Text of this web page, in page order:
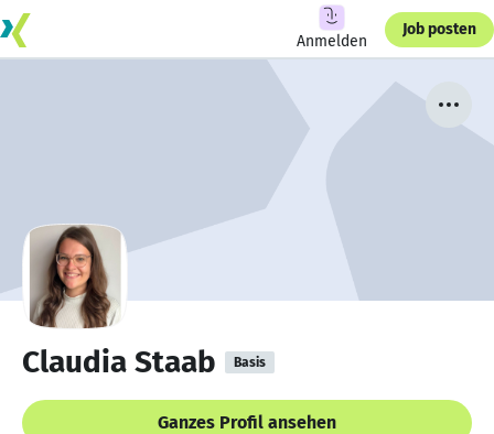
Anmelden
Job posten
Claudia Staab Basis
Ganzes Profil ansehen